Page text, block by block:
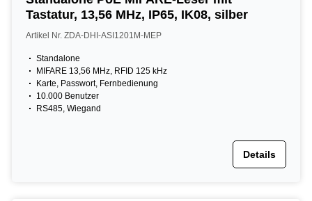
Tastatur, 13,56 MHz, IP65, IK08, silber
Artikel Nr. ZDA-DHI-ASI1201M-MEP
Standalone
MIFARE 13,56 MHz, RFID 125 kHz
Karte, Passwort, Fernbedienung
10.000 Benutzer
RS485, Wiegand
Details